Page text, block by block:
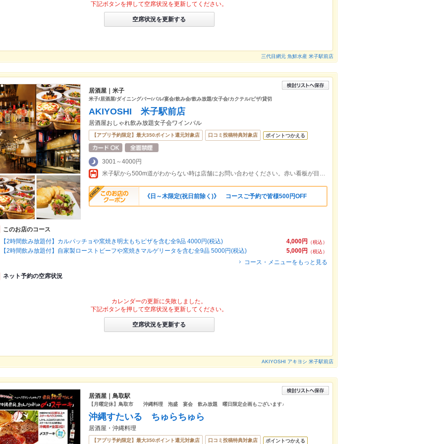
下記ボタンを押して空席状況を更新してください。
空席状況を更新する
三代目網元 魚鮮水産 米子駅前店
居酒屋｜米子
米子/居酒屋/ダイニングバー/バル/宴会/飲み会/飲み放題/女子会/カクテル/ピザ/貸切
AKIYOSHI 米子駅前店
居酒屋おしゃれ飲み放題女子会ワインバル
【アプリ予約限定】最大350ポイント還元対象店 口コミ投稿特典対象店 ポイントつかえる
3001～4000円
米子駅から500m道がわからない時は店舗にお問い合わせください。赤い看板が目印です！
《日～木限定(祝日前除く)》 コースご予約で皆様500円OFF
このお店のコース
4,000円
（税込）
【2時間飲み放題付】カルパッチョや窯焼き明太もちピザを含む全9品 4000円(税込)
5,000円
（税込）
【2時間飲み放題付】自家製ローストビーフや窯焼きマルゲリータを含む全9品 5000円(税込)
コース・メニューをもっと見る
ネット予約の空席状況
カレンダーの更新に失敗しました。
下記ボタンを押して空席状況を更新してください。
空席状況を更新する
AKIYOSHI アキヨシ 米子駅前店
居酒屋｜鳥取駅
【月曜定休】鳥取市 沖縄料理 泡盛 宴会 飲み放題 曜日限定企画もございます♪
沖縄すたいる ちゅらちゅら
居酒屋・沖縄料理
【アプリ予約限定】最大350ポイント還元対象店 口コミ投稿特典対象店 ポイントつかえる